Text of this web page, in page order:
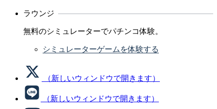
ラウンジ
無料のシミュレーターでパチンコ体験。
シミュレーターゲームを体験する
（新しいウィンドウで開きます）
（新しいウィンドウで開きます）